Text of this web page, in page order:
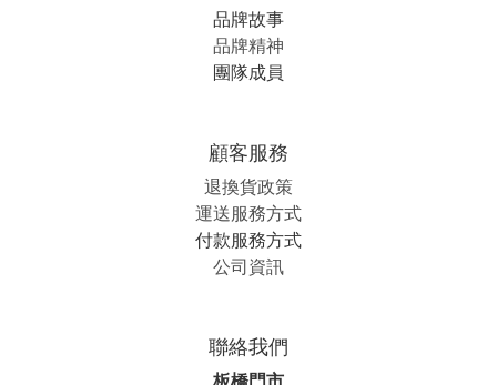
品牌故事
品牌精神
團隊成員
顧客服務
退換貨政策
運送服務方式
付款服務方式
公司資訊
聯絡我們